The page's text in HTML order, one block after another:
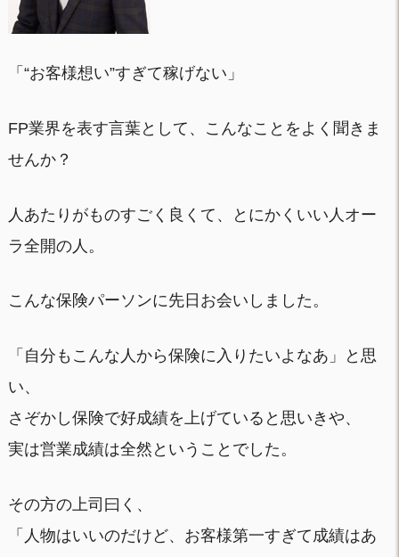
「“お客様想い”すぎて稼げない」
FP業界を表す言葉として、こんなことをよく聞きま
せんか？
人あたりがものすごく良くて、とにかくいい人オー
ラ全開の人。
こんな保険パーソンに先日お会いしました。
「自分もこんな人から保険に入りたいよなあ」と思
い、
さぞかし保険で好成績を上げていると思いきや、
実は営業成績は全然ということでした。
その方の上司曰く、
「人物はいいのだけど、お客様第一すぎて成績はあ